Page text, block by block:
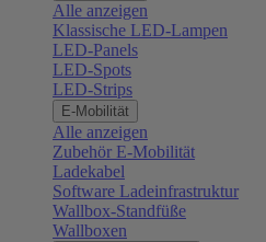
Alle anzeigen
Klassische LED-Lampen
LED-Panels
LED-Spots
LED-Strips
E-Mobilität
Alle anzeigen
Zubehör E-Mobilität
Ladekabel
Software Ladeinfrastruktur
Wallbox-Standfüße
Wallboxen